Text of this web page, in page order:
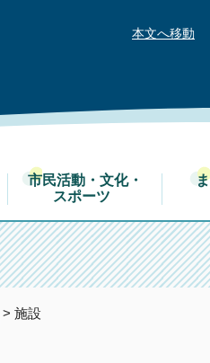
本文へ移動
市民活動・文化・
スポーツ
> 施設